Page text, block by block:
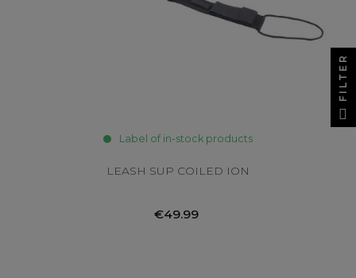
Label of in-stock products
LEASH SUP COILED ION
€49.99
FILTER